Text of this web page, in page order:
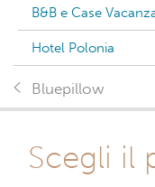
B&B e Case
Hotel Polonia
Bluepillow
Scegli il